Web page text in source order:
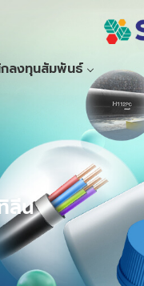
ลงทุนสัมพันธ์
ลีน